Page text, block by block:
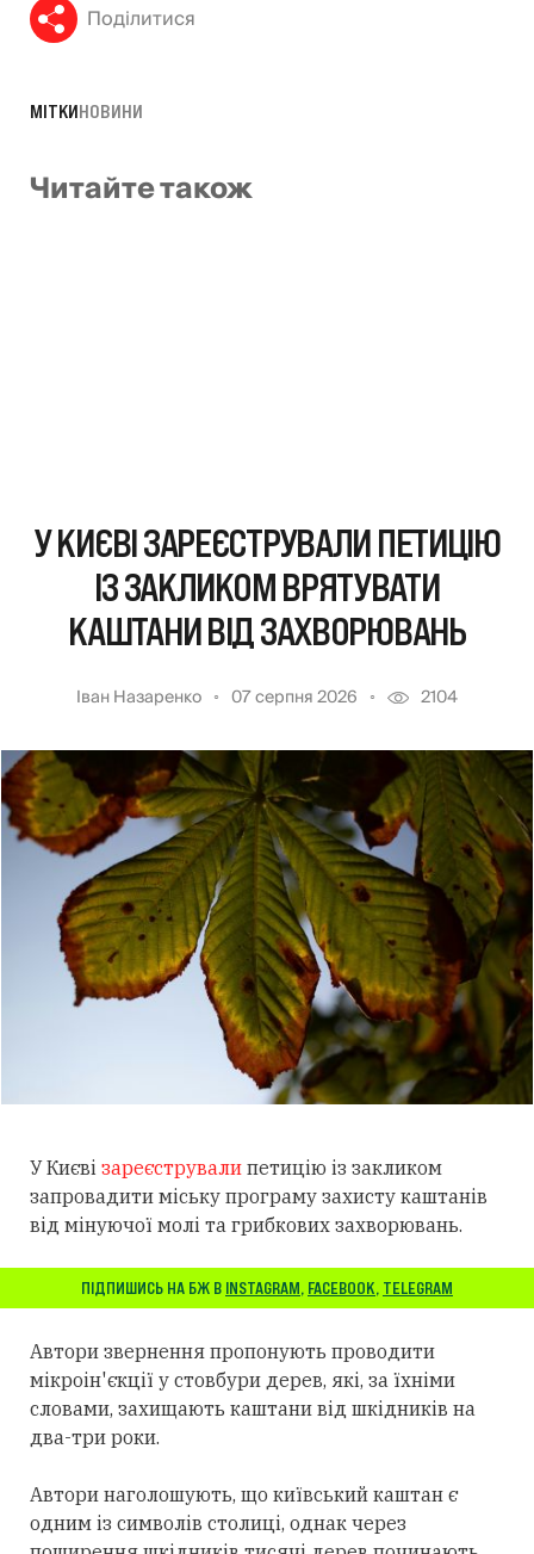
Поділитися
МІТКИНОВИНИ
Читайте також
У КИЄВІ ЗАРЕЄСТРУВАЛИ ПЕТИЦІЮ
ІЗ ЗАКЛИКОМ ВРЯТУВАТИ
КАШТАНИ ВІД ЗАХВОРЮВАНЬ
Іван Назаренко 07 серпня 2026 2104
У Києві зареєстрували петицію із закликом
запровадити міську програму захисту каштанів
від мінуючої молі та грибкових захворювань.
ПІДПИШИСЬ НА БЖ В INSTAGRAM, FACEBOOK, TELEGRAM
Автори звернення пропонують проводити
мікроін'єкції у стовбури дерев, які, за їхніми
словами, захищають каштани від шкідників на
два-три роки.
Автори наголошують, що київський каштан є
одним із символів столиці, однак через